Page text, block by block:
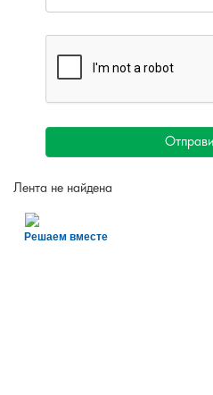
Лента не найдена
Решаем вместе